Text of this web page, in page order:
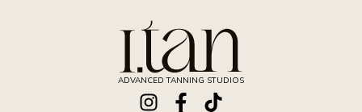
ADVANCED TANNING STUDIOS